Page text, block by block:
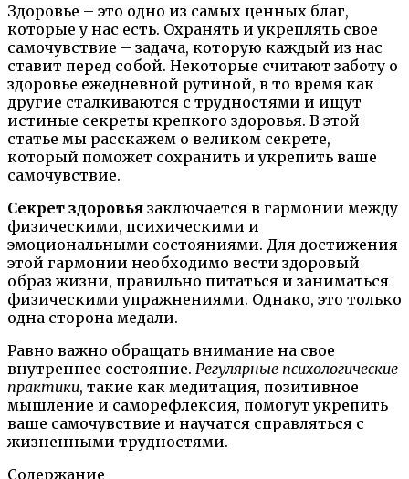
Здоровье – это одно из самых ценных благ,
которые у нас есть. Охранять и укреплять свое
самочувствие – задача, которую каждый из нас
ставит перед собой. Некоторые считают заботу о
здоровье ежедневной рутиной, в то время как
другие сталкиваются с трудностями и ищут
истиные секреты крепкого здоровья. В этой
статье мы расскажем о великом секрете,
который поможет сохранить и укрепить ваше
самочувствие.
Секрет здоровья заключается в гармонии между
физическими, психическими и
эмоциональными состояниями. Для достижения
этой гармонии необходимо вести здоровый
образ жизни, правильно питаться и заниматься
физическими упражнениями. Однако, это только
одна сторона медали.
Равно важно обращать внимание на свое
внутреннее состояние. Регулярные психологические
практики, такие как медитация, позитивное
мышление и саморефлексия, помогут укрепить
ваше самочувствие и научатся справляться с
жизненными трудностями.
Содержание